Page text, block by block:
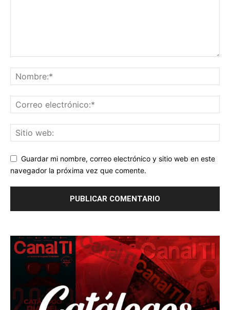
Guardar mi nombre, correo electrónico y sitio web en este
navegador la próxima vez que comente.